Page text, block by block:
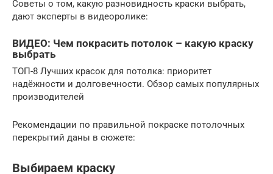
Советы о том, какую разновидность краски выбрать,
дают эксперты в видеоролике:
ВИДЕО: Чем покрасить потолок – какую краску
выбрать
ТОП-8 Лучших красок для потолка: приоритет
надёжности и долговечности. Обзор самых популярных
производителей
Рекомендации по правильной покраске потолочных
перекрытий даны в сюжете:
Выбираем краску